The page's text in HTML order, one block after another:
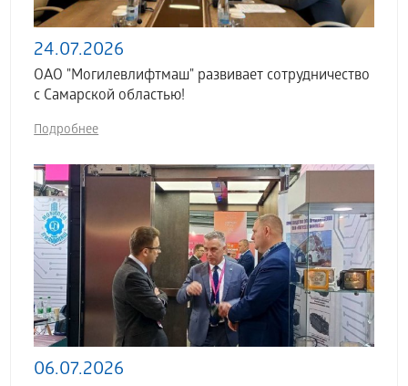
24.07.2026
ОАО "Могилевлифтмаш" развивает сотрудничество
с Самарской областью!
Подробнее
06.07.2026